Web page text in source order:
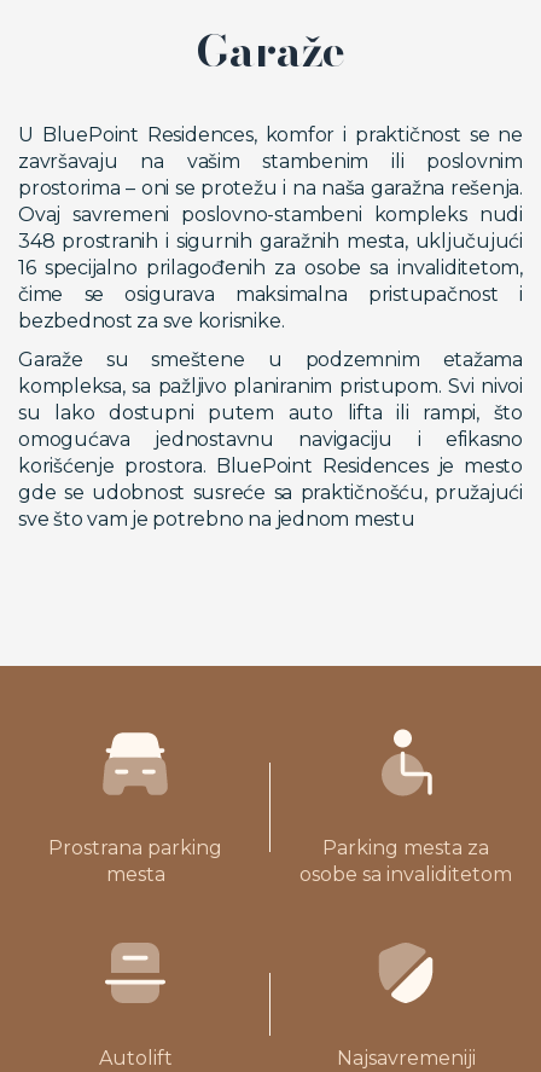
Garaže
U BluePoint Residences, komfor i praktičnost se ne
završavaju na vašim stambenim ili poslovnim
prostorima – oni se protežu i na naša garažna rešenja.
Ovaj savremeni poslovno-stambeni kompleks nudi
348 prostranih i sigurnih garažnih mesta, uključujući
16 specijalno prilagođenih za osobe sa invaliditetom,
čime se osigurava maksimalna pristupačnost i
bezbednost za sve korisnike.
Garaže su smeštene u podzemnim etažama
kompleksa, sa pažljivo planiranim pristupom. Svi nivoi
su lako dostupni putem auto lifta ili rampi, što
omogućava jednostavnu navigaciju i efikasno
korišćenje prostora. BluePoint Residences je mesto
gde se udobnost susreće sa praktičnošću, pružajući
sve što vam je potrebno na jednom mestu
Prostrana parking
mesta
Parking mesta za
osobe sa invaliditetom
Autolift
Najsavremeniji